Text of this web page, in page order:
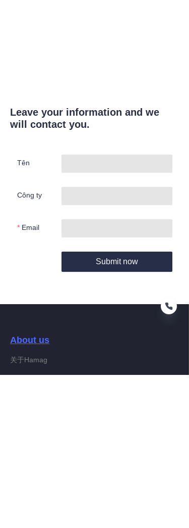
Leave your information and we
will contact you.
Tên
Công ty
Email
Submit now
About us
关于Hamag
VI